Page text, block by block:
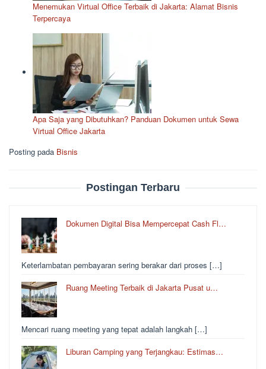
Menemukan Virtual Office Terbaik di Jakarta: Alamat Bisnis
Terpercaya
Apa Saja yang Dibutuhkan? Panduan Dokumen untuk Sewa
Virtual Office Jakarta
Posting pada Bisnis
Postingan Terbaru
Dokumen Digital Bisa Mempercepat Cash Fl…
Keterlambatan pembayaran sering berakar dari proses […]
Ruang Meeting Terbaik di Jakarta Pusat u…
Mencari ruang meeting yang tepat adalah langkah […]
Liburan Camping yang Terjangkau: Estimas…